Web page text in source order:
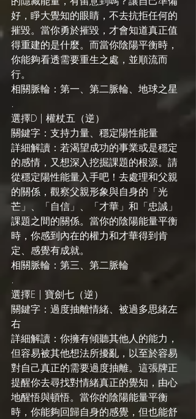
好，睜大覺知的眼睛，不去抗拒任何的
摧毀。當你勇於摧毀，才會知道真正值
得重建的是什麼。而當你陰陽平衡時，
你能夠看透需要重生之處，並順流而
行。
相關脈輪：第一、第二脈輪、地球之星
.
選擇D | 權杖五（逆）
關鍵字：支持力量、穩定陽性能量
詳細解讀：若渴望成功的事業或是穩定
的感情，又想深入挖掘課題的根源。請
從穩定陽性能量入手吧！去處理和父親
的關係，觀察父親形象與自身的「光
芒」、「自信」、「才華」和「忠誠」
課題之間的關係。當你的陰陽能量平衡
時，你感到內在的權力和才華得到肯
定、感覺有成就。
相關脈輪：第三、第二脈輪
.
選擇E | 寶劍七（逆）
關鍵字：過度抽離情緒、被過多思緒左
右
詳細解讀：你擁有傾聽其他人的能力，
但容易被其他想法所擾亂，以至於容易
對自己真正的需要過度抽離。這張牌正
提醒你去尋找對情緒真正的覺知，由心
地醒悟與頓悟。當你的陰陽能量平衡
時，你能夠回歸自身的感覺，但也能舒